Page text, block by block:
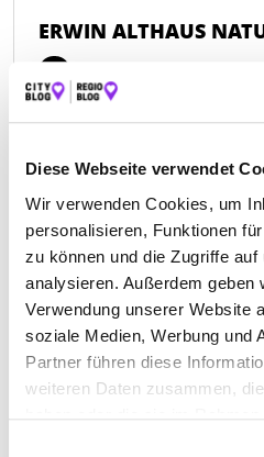
Diese Webseite verwendet
Wir verwenden Cookies, um
personalisieren, Funktionen
zu können und die Zugriffe
analysieren. Außerdem geben
Verwendung unserer Website
soziale Medien, Werbung und
Partner führen diese
weiteren Daten zusammen,
ERWIN ALTHAUS
+49664162266
erwin-althaus-